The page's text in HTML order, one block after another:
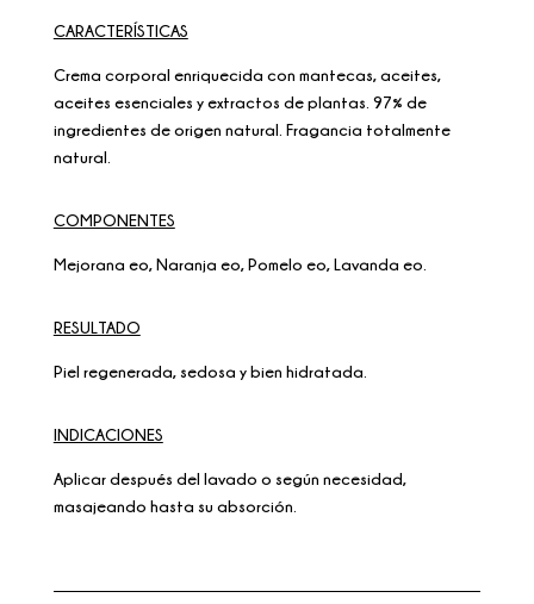
CARACTERÍSTICAS
Crema corporal enriquecida con mantecas, aceites,
aceites esenciales y extractos de plantas. 97% de
ingredientes de origen natural. Fragancia totalmente
natural.
COMPONENTES
Mejorana eo, Naranja eo, Pomelo eo, Lavanda eo.
RESULTADO
Piel regenerada, sedosa y bien hidratada.
INDICACIONES
Aplicar después del lavado o según necesidad,
masajeando hasta su absorción.